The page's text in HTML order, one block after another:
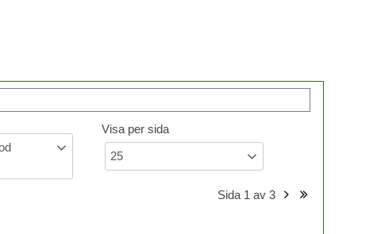
Visa per sida
25
Sida 1 av 3